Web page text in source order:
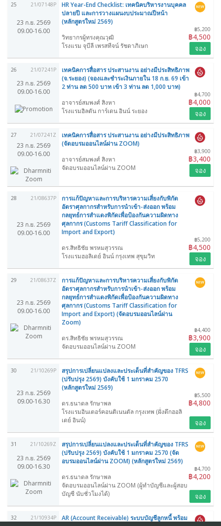
25 21/07148P
23 ก.ย. 2569
09.00-16.00
HR Year-End Checklist: เทคนิคบริหารงานบุคคล
ปลายปี และการวางแผนงบประมาณปีหน้า
(หลักสูตรใหม่ 2569)
฿5,200
฿4,500
วิทยากรผู้ทรงคุณวุฒิ
โรงแรม จุบีลี เพรสทีจน์ รัชดาภิเษก
จอง
26 21/07241P
23 ก.ย. 2569
09.00-16.00
เทคนิคการสื่อสาร ประสานงาน อย่างมีประสิทธิภาพ
(จ.ระยอง) (จองและชำระเงินภายใน 18 ก.ย. 69 เข้า
2 ท่าน ลด 500 บาท เข้า 3 ท่าน ลด 1,000 บาท)
฿4,700
฿4,000
อาจารย์สมพงศ์ สิงหา
โรงแรมฮิลตัน การ์เดน อินน์ ระยอง
จอง
27 21/07241Z
23 ก.ย. 2569
09.00-16.00
เทคนิคการสื่อสาร ประสานงาน อย่างมีประสิทธิภาพ
(จัดอบรมออนไลน์ผ่าน ZOOM)
฿3,900
฿3,400
อาจารย์สมพงศ์ สิงหา
จัดอบรมออนไลน์ผ่าน ZOOM
จอง
28 21/08637P
23 ก.ย. 2569
09.00-16.00
การแก้ปัญหาและการบริหารความเสี่ยงกับพิกัด
อัตราศุลกากรสำหรับการนำเข้า-ส่งออก พร้อม
กลยุทธ์การสำแดงพิกัดเพื่อป้องกันความผิดทาง
ศุลกากร (Customs Tariff Classification for
Import and Export)
฿5,200
฿4,500
ดร.สิทธิชัย พรหมสุวรรณ
โรงแรมฮอลิเดย์ อินน์ กรุงเทพ สุขุมวิท
จอง
29 21/08637Z
23 ก.ย. 2569
09.00-16.00
การแก้ปัญหาและการบริหารความเสี่ยงกับพิกัด
อัตราศุลกากรสำหรับการนำเข้า-ส่งออก พร้อม
กลยุทธ์การสำแดงพิกัดเพื่อป้องกันความผิดทาง
ศุลกากร (Customs Tariff Classification for
Import and Export) (จัดอบรมออนไลน์ผ่าน
Zoom)
฿4,400
฿3,900
ดร.สิทธิชัย พรหมสุวรรณ
จัดอบรมออนไลน์ผ่าน ZOOM
จอง
30 21/10269P
23 ก.ย. 2569
09.00-16.30
สรุปการเปลี่ยนแปลงและประเด็นที่สำคัญของ TFRS
(ปรับปรุง 2569) บังคับใช้ 1 มกราคม 2570
(หลักสูตรใหม่ 2569)
฿5,500
฿4,800
ดร.ธนาดล รักษาพล
โรงแรมอินเตอร์คอนติเนนตัล กรุงเทพ (ฝั่งตึกฮอลิ
เดย์ อินน์)
จอง
31 21/10269Z
23 ก.ย. 2569
09.00-16.30
สรุปการเปลี่ยนแปลงและประเด็นที่สำคัญของ TFRS
(ปรับปรุง 2569) บังคับใช้ 1 มกราคม 2570 (จัด
อบรมออนไลน์ผ่าน ZOOM) (หลักสูตรใหม่ 2569)
฿4,700
฿4,200
ดร.ธนาดล รักษาพล
จัดอบรมออนไลน์ผ่าน ZOOM (ผู้ทำบัญชีและผู้สอบ
บัญชี นับชั่วโมงได้)
จอง
32 21/10934P
AR (Account Receivable) ระบบบัญชีลูกหนี้ พร้อม